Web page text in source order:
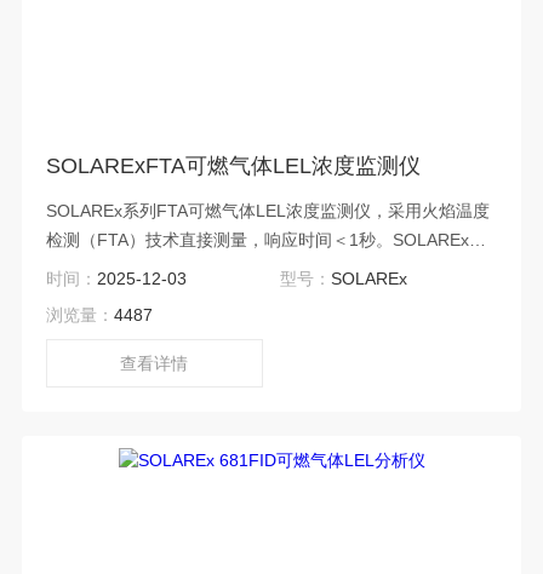
SOLARExFTA可燃气体LEL浓度监测仪
SOLAREx系列FTA可燃气体LEL浓度监测仪，采用火焰温度
检测（FTA）技术直接测量，响应时间＜1秒。SOLAREx可
以保证分析仪连续不断的测量废气的低爆炸极限（LEL），
时间： 2025-12-03 型号：SOLAREx
浏览量： 4487
查看详情